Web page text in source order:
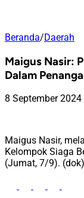
Beranda/Daerah
Maigus Nasir:
Dalam
8 September
Maigus Nasir,
Kelompok Siaga
(Jumat, 7/9).